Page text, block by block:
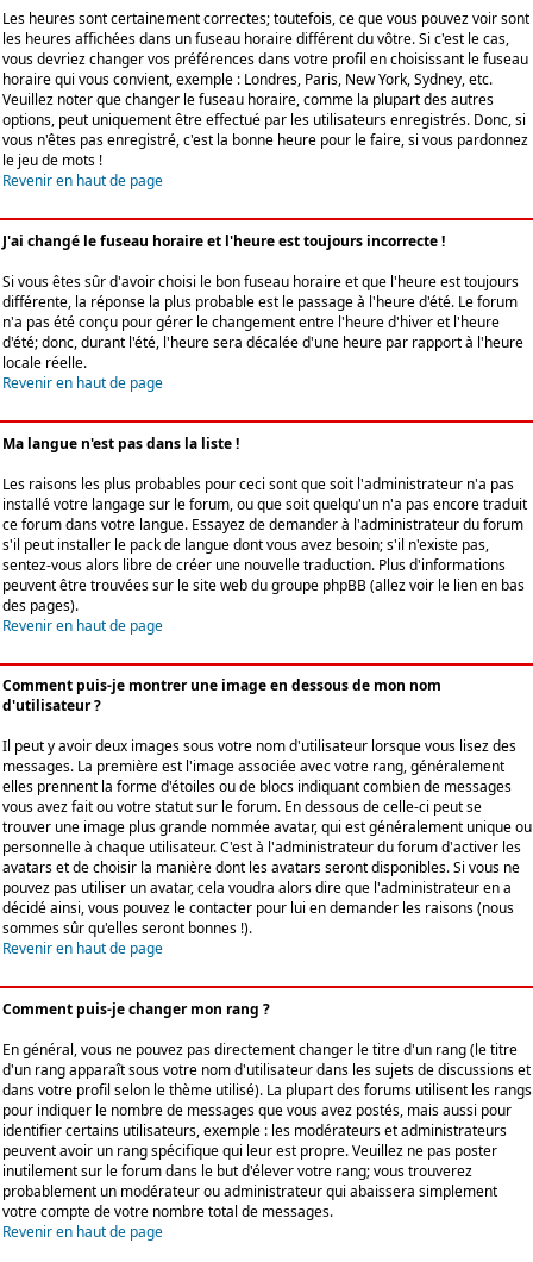
Les heures sont certainement correctes; toutefois, ce que vous pouvez voir sont
les heures affichées dans un fuseau horaire différent du vôtre. Si c'est le cas,
vous devriez changer vos préférences dans votre profil en choisissant le fuseau
horaire qui vous convient, exemple : Londres, Paris, New York, Sydney, etc.
Veuillez noter que changer le fuseau horaire, comme la plupart des autres
options, peut uniquement être effectué par les utilisateurs enregistrés. Donc, si
vous n'êtes pas enregistré, c'est la bonne heure pour le faire, si vous pardonnez
le jeu de mots !
Revenir en haut de page
J'ai changé le fuseau horaire et l'heure est toujours incorrecte !
Si vous êtes sûr d'avoir choisi le bon fuseau horaire et que l'heure est toujours
différente, la réponse la plus probable est le passage à l'heure d'été. Le forum
n'a pas été conçu pour gérer le changement entre l'heure d'hiver et l'heure
d'été; donc, durant l'été, l'heure sera décalée d'une heure par rapport à l'heure
locale réelle.
Revenir en haut de page
Ma langue n'est pas dans la liste !
Les raisons les plus probables pour ceci sont que soit l'administrateur n'a pas
installé votre langage sur le forum, ou que soit quelqu'un n'a pas encore traduit
ce forum dans votre langue. Essayez de demander à l'administrateur du forum
s'il peut installer le pack de langue dont vous avez besoin; s'il n'existe pas,
sentez-vous alors libre de créer une nouvelle traduction. Plus d'informations
peuvent être trouvées sur le site web du groupe phpBB (allez voir le lien en bas
des pages).
Revenir en haut de page
Comment puis-je montrer une image en dessous de mon nom
d'utilisateur ?
Il peut y avoir deux images sous votre nom d'utilisateur lorsque vous lisez des
messages. La première est l'image associée avec votre rang, généralement
elles prennent la forme d'étoiles ou de blocs indiquant combien de messages
vous avez fait ou votre statut sur le forum. En dessous de celle-ci peut se
trouver une image plus grande nommée avatar, qui est généralement unique ou
personnelle à chaque utilisateur. C'est à l'administrateur du forum d'activer les
avatars et de choisir la manière dont les avatars seront disponibles. Si vous ne
pouvez pas utiliser un avatar, cela voudra alors dire que l'administrateur en a
décidé ainsi, vous pouvez le contacter pour lui en demander les raisons (nous
sommes sûr qu'elles seront bonnes !).
Revenir en haut de page
Comment puis-je changer mon rang ?
En général, vous ne pouvez pas directement changer le titre d'un rang (le titre
d'un rang apparaît sous votre nom d'utilisateur dans les sujets de discussions et
dans votre profil selon le thème utilisé). La plupart des forums utilisent les rangs
pour indiquer le nombre de messages que vous avez postés, mais aussi pour
identifier certains utilisateurs, exemple : les modérateurs et administrateurs
peuvent avoir un rang spécifique qui leur est propre. Veuillez ne pas poster
inutilement sur le forum dans le but d'élever votre rang; vous trouverez
probablement un modérateur ou administrateur qui abaissera simplement
votre compte de votre nombre total de messages.
Revenir en haut de page